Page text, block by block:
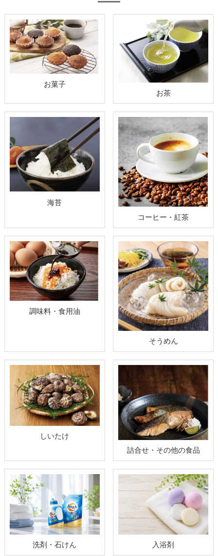
お菓子
お茶
海苔
コーヒー・紅茶
調味料・食用油
そうめん
しいたけ
詰合せ・その他の食品
洗剤・石けん 入浴剤